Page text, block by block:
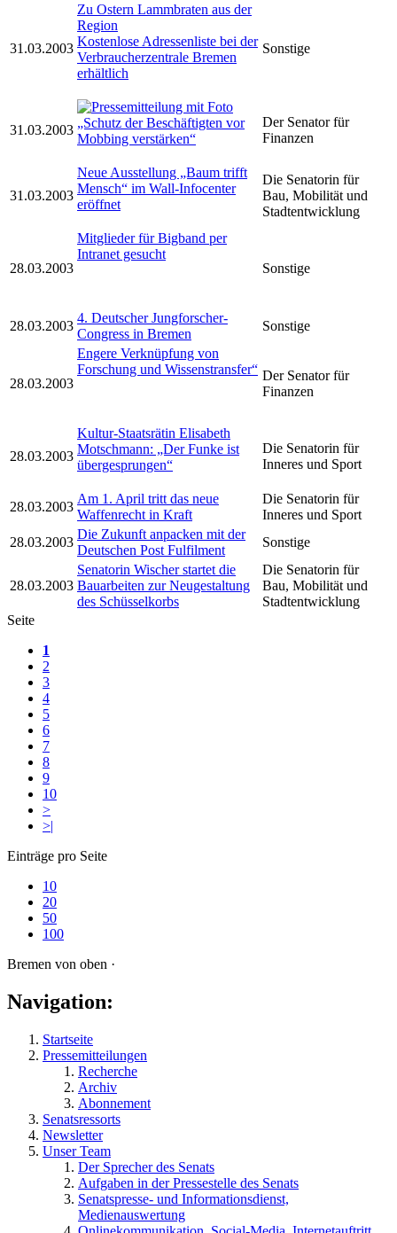
31.03.2003
Zu Ostern Lammbraten aus der
Region
Kostenlose Adressenliste bei der
Verbraucherzentrale Bremen
erhältlich
Sonstige
31.03.2003 „Schutz der Beschäftigten vor
Mobbing verstärken“
Der Senator für
Finanzen
31.03.2003
Neue Ausstellung „Baum trifft
Mensch“ im Wall-Infocenter
eröffnet
Die Senatorin für
Bau, Mobilität und
Stadtentwicklung
28.03.2003
Mitglieder für Bigband per
Intranet gesucht
Sonstige
28.03.2003
4. Deutscher Jungforscher-
Congress in Bremen
Sonstige
28.03.2003
Engere Verknüpfung von
Forschung und Wissenstransfer“ Der Senator für
Finanzen
28.03.2003
Kultur-Staatsrätin Elisabeth
Motschmann: „Der Funke ist
übergesprungen“
Die Senatorin für
Inneres und Sport
28.03.2003
Am 1. April tritt das neue
Waffenrecht in Kraft
Die Senatorin für
Inneres und Sport
28.03.2003
Die Zukunft anpacken mit der
Deutschen Post Fulfilment
Sonstige
28.03.2003
Senatorin Wischer startet die
Bauarbeiten zur Neugestaltung
des Schüsselkorbs
Die Senatorin für
Bau, Mobilität und
Stadtentwicklung
Seite
1
2
3
4
5
6
7
8
9
10
>
>|
Einträge pro Seite
10
20
50
100
Bremen von oben ·
Navigation:
Startseite
Pressemitteilungen
Recherche
Archiv
Abonnement
Senatsressorts
Newsletter
Unser Team
Der Sprecher des Senats
Aufgaben in der Pressestelle des Senats
Senatspresse- und Informationsdienst,
Medienauswertung